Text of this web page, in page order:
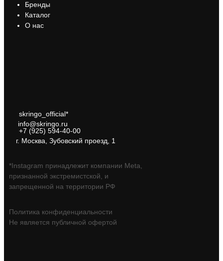
Бренды
Каталог
О нас
skringo_official*
info@skringo.ru
+7 (925) 594-40-00
г. Москва, Зубовский проезд, 1
*Instagram принадлежит компании Meta,
признанной экстремистской, и
запрещенной на территории РФ
Политика конфиденциальности
Не является публичной офертой